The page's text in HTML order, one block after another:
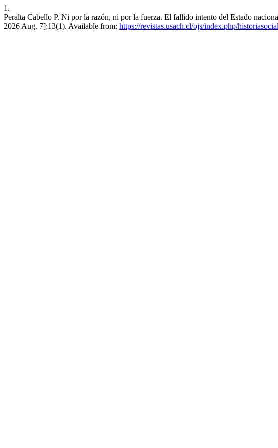
1.
Peralta Cabello P. Ni por la razón, ni por la fuerza. El fallido intento del Estado
2026 Aug. 7];13(1). Available from: https://revistas.usach.cl/ojs/index.php/